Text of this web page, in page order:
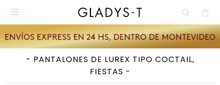

PANTALONES DE LUREX TIPO COCTAIL,
FIESTAS